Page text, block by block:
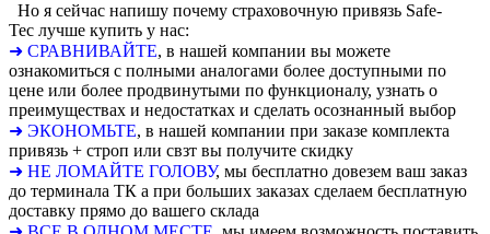
Но я сейчас напишу почему страховочную привязь Safe-
Tec лучше купить у нас:
➜ СРАВНИВАЙТЕ, в нашей компании вы можете
ознакомиться с полными аналогами более доступными по
цене или более продвинутыми по функционалу, узнать о
преимуществах и недостатках и сделать осознанный выбор
➜ ЭКОНОМЬТЕ, в нашей компании при заказе комплекта
привязь + строп или свзт вы получите скидку
➜ НЕ ЛОМАЙТЕ ГОЛОВУ, мы бесплатно довезем ваш заказ
до терминала ТК а при больших заказах сделаем бесплатную
доставку прямо до вашего склада